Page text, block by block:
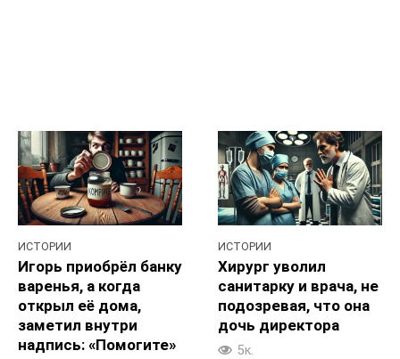
ИСТОРИИ
Игорь приобрёл банку
варенья, а когда
открыл её дома,
заметил внутри
надпись: «Помогите»
ИСТОРИИ
Хирург уволил
санитарку и врача, не
подозревая, что она
дочь директора
5к.